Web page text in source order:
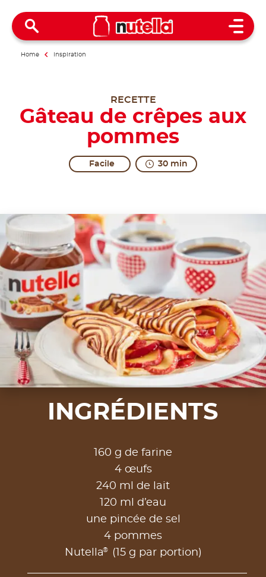
Open
Home Inspiration
RECETTE
Gâteau de crêpes aux
pommes
Facile 30 min
INGRÉDIENTS
160 g de farine
4 œufs
240 ml de lait
120 ml d’eau
une pincée de sel
4 pommes
Nutella® (15 g par portion)